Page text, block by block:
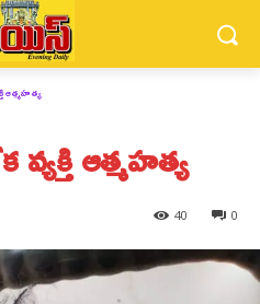
ఆత్మహత్య
ఆత్మహత్య
0
40